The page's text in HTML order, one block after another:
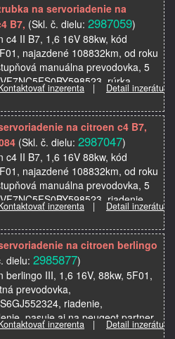
na servoriadenie na
B7, (Skl. č. dielu: 2987059)
c4 II B7, 1,6 16V 88kw, kód
najazdené 108832km, od roku
manuálna prevodovka, 5
rúrka,
na riade…
inzerenta | Detail inzerátu
na citroen c4 B7,
(Skl. č. dielu: 2987047)
c4 II B7, 1,6 16V 88kw, kód
najazdené 108832km, od roku
manuálna prevodovka, 5
riadenie,
pou…inzerenta | Detail inzerátu
na citroen berlingo
dielu: 2985877)
berlingo III, 1,6 16V, 88kw, 5F01,
prevodovka,
riadenie,
pasuje aj na peugeot partner,
autosúčiastky…
inzerenta | Detail inzerátu